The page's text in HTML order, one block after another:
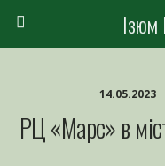
Ізюм
14.05.2023
РЦ «Марс» в